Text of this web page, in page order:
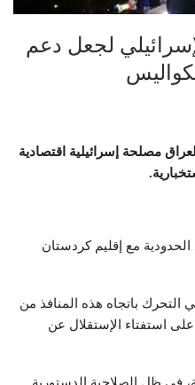
لجعل دعم
مصلحة إسرائيلية اقتصادية
الحدودية مع إقليم كردستان
التحرك باتجاه هذه المنافذ من
على استفتاء الإستقلال عن